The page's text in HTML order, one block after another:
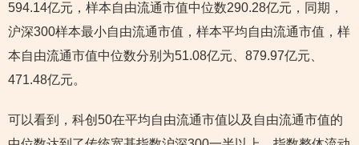
594.14亿元，样本自由流通市值中位数290.28亿元，同期，
沪深300样本最小自由流通市值，样本平均自由流通市值，样
本自由流通市值中位数分别为51.08亿元、879.97亿元、
471.48亿元。
可以看到，科创50在平均自由流通市值以及自由流通市值的